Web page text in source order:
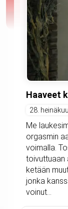
Haaveet
28.
Me
orgasmin
voimalla.
toivuttuaan
ketään
jonka
voinut...